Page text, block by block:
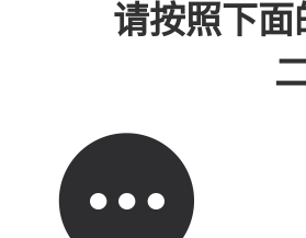
请按照下面